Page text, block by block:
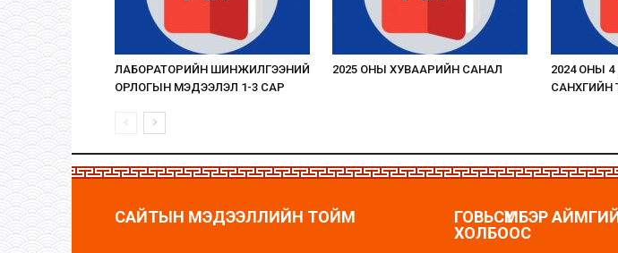
ЛАБОРАТОРИЙН ШИНЖИЛГЭЭНИЙ
ОРЛОГЫН МЭДЭЭЛЭЛ 1-3 САР
2025 ОНЫ ХУВААРИЙН САНАЛ
2024 ОНЫ
САЙТЫН МЭДЭЭЛЛИЙН ТОЙМ
ГОВЬСҮМБЭР
ХОЛБООС